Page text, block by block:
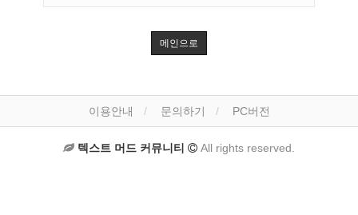
메인으로
이용안내 문의하기 PC버전
텍스트 머드 커뮤니티 All rights reserved.